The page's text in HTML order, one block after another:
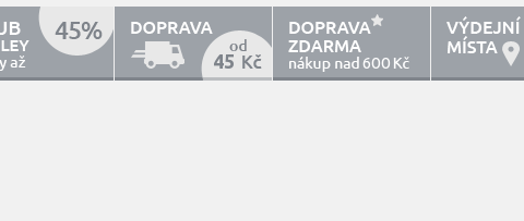
45 600